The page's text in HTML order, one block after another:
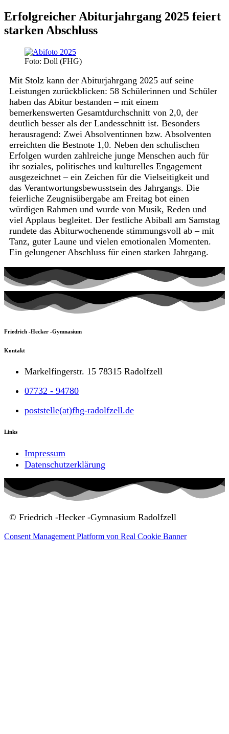
Erfolgreicher Abiturjahrgang 2025 feiert
starken Abschluss
Foto: Doll (FHG)
Mit Stolz kann der Abiturjahrgang 2025 auf seine
Leistungen zurückblicken: 58 Schülerinnen und Schüler
haben das Abitur bestanden – mit einem
bemerkenswerten Gesamtdurchschnitt von 2,0, der
deutlich besser als der Landesschnitt ist. Besonders
herausragend: Zwei Absolventinnen bzw. Absolventen
erreichten die Bestnote 1,0. Neben den schulischen
Erfolgen wurden zahlreiche junge Menschen auch für
ihr soziales, politisches und kulturelles Engagement
ausgezeichnet – ein Zeichen für die Vielseitigkeit und
das Verantwortungsbewusstsein des Jahrgangs. Die
feierliche Zeugnisübergabe am Freitag bot einen
würdigen Rahmen und wurde von Musik, Reden und
viel Applaus begleitet. Der festliche Abiball am Samstag
rundete das Abiturwochenende stimmungsvoll ab – mit
Tanz, guter Laune und vielen emotionalen Momenten.
Ein gelungener Abschluss für einen starken Jahrgang.
Friedrich -Hecker -Gymnasium
Kontakt
Markelfingerstr. 15 78315 Radolfzell
07732 - 94780
poststelle(at)fhg-radolfzell.de
Links
Impressum
Datenschutzerklärung
© Friedrich -Hecker -Gymnasium Radolfzell
Consent Management Platform von Real Cookie Banner